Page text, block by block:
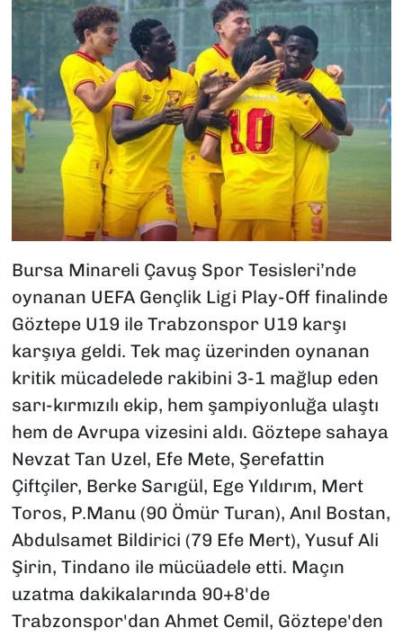
Bursa Minareli Çavuş Spor Tesisleri’nde
oynanan UEFA Gençlik Ligi Play-Off finalinde
Göztepe U19 ile Trabzonspor U19 karşı
karşıya geldi. Tek maç üzerinden oynanan
kritik mücadelede rakibini 3-1 mağlup eden
sarı-kırmızılı ekip, hem şampiyonluğa ulaştı
hem de Avrupa vizesini aldı. Göztepe sahaya
Nevzat Tan Uzel, Efe Mete, Şerefattin
Çiftçiler, Berke Sarıgül, Ege Yıldırım, Mert
Toros, P.Manu (90 Ömür Turan), Anıl Bostan,
Abdulsamet Bildirici (79 Efe Mert), Yusuf Ali
Şirin, Tindano ile mücüadele etti. Maçın
uzatma dakikalarında 90+8'de
Trabzonspor'dan Ahmet Cemil, Göztepe'den